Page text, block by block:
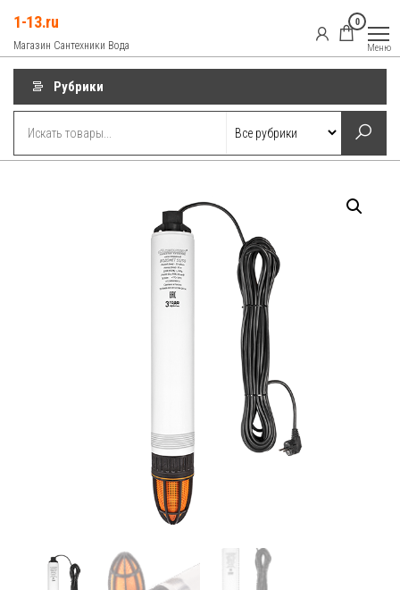
содержимому
1-13.ru
Магазин Сантехники Вода
0
Меню
Рубрики